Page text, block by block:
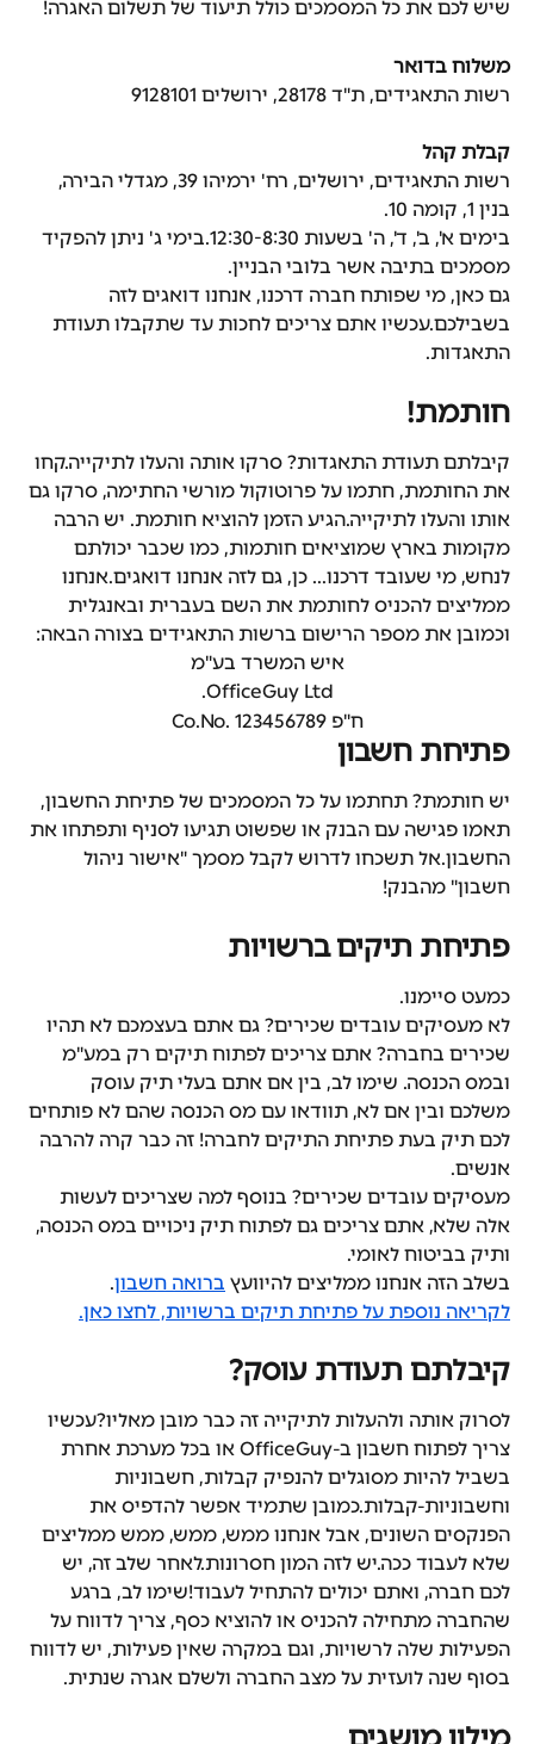
שיש לכם את כל המסמכים כולל תיעוד של תשלום האגרה!
משלוח בדואר
רשות התאגידים, ת"ד 28178, ירושלים 9128101
קבלת קהל
רשות התאגידים, ירושלים, רח' ירמיהו 39, מגדלי הבירה,
בנין 1, קומה 10.
בימים א', ב', ד', ה' בשעות 12:30-8:30.בימי ג' ניתן להפקיד
מסמכים בתיבה אשר בלובי הבניין.
גם כאן, מי שפותח חברה דרכנו, אנחנו דואגים לזה
בשבילכם.עכשיו אתם צריכים לחכות עד שתקבלו תעודת
התאגדות.
חותמת!
קיבלתם תעודת התאגדות? סרקו אותה והעלו לתיקייה.קחו
את החותמת, חתמו על פרוטוקול מורשי החתימה, סרקו גם
אותו והעלו לתיקייה.הגיע הזמן להוציא חותמת. יש הרבה
מקומות בארץ שמוציאים חותמות, כמו שכבר יכולתם
לנחש, מי שעובד דרכנו... כן, גם לזה אנחנו דואגים.אנחנו
ממליצים להכניס לחותמת את השם בעברית ובאנגלית
וכמובן את מספר הרישום ברשות התאגידים בצורה הבאה:
איש המשרד בע"מ
OfficeGuy Ltd.
ח"פ Co.No. 123456789
פתיחת חשבון
יש חותמת? תחתמו על כל המסמכים של פתיחת החשבון,
תאמו פגישה עם הבנק או שפשוט תגיעו לסניף ותפתחו את
החשבון.אל תשכחו לדרוש לקבל מסמך "אישור ניהול
חשבון" מהבנק!
פתיחת תיקים ברשויות
כמעט סיימנו.
לא מעסיקים עובדים שכירים? גם אתם בעצמכם לא תהיו
שכירים בחברה? אתם צריכים לפתוח תיקים רק במע"מ
ובמס הכנסה. שימו לב, בין אם אתם בעלי תיק עוסק
משלכם ובין אם לא, תוודאו עם מס הכנסה שהם לא פותחים
לכם תיק בעת פתיחת התיקים לחברה! זה כבר קרה להרבה
אנשים.
מעסיקים עובדים שכירים? בנוסף למה שצריכים לעשות
אלה שלא, אתם צריכים גם לפתוח תיק ניכויים במס הכנסה,
ותיק בביטוח לאומי.
בשלב הזה אנחנו ממליצים להיוועץ ברואה חשבון.
לקריאה נוספת על פתיחת תיקים ברשויות, לחצו כאן.
קיבלתם תעודת עוסק?
לסרוק אותה ולהעלות לתיקייה זה כבר מובן מאליו?עכשיו
צריך לפתוח חשבון ב-OfficeGuy או בכל מערכת אחרת
בשביל להיות מסוגלים להנפיק קבלות, חשבוניות
וחשבוניות-קבלות.כמובן שתמיד אפשר להדפיס את
הפנקסים השונים, אבל אנחנו ממש, ממש, ממש ממליצים
שלא לעבוד ככה.יש לזה המון חסרונות.לאחר שלב זה, יש
לכם חברה, ואתם יכולים להתחיל לעבוד!שימו לב, ברגע
שהחברה מתחילה להכניס או להוציא כסף, צריך לדווח על
הפעילות שלה לרשויות, וגם במקרה שאין פעילות, יש לדווח
בסוף שנה לועזית על מצב החברה ולשלם אגרה שנתית.
מילון מושגים